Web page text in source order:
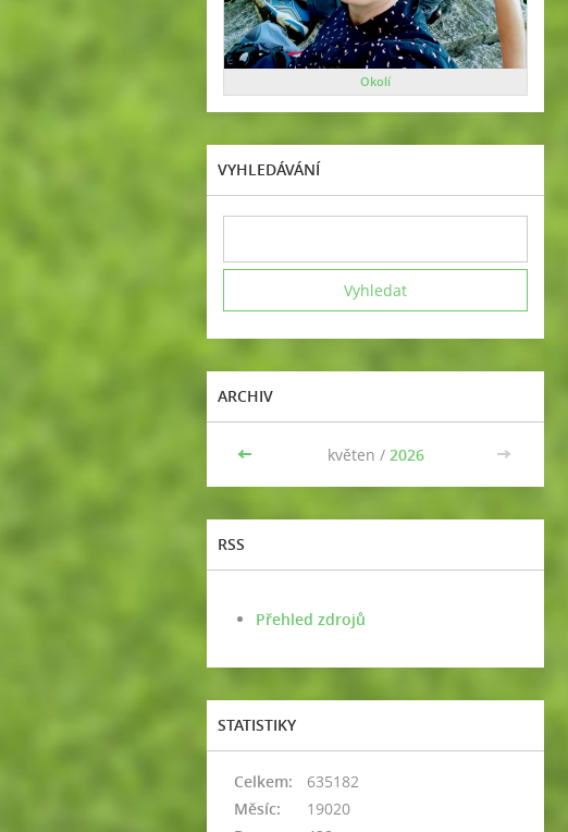
Okolí
VYHLEDÁVÁNÍ
ARCHIV
<< květen / 2026 >>
RSS
Přehled zdrojů
STATISTIKY
Celkem:
635182
Měsíc:
19020